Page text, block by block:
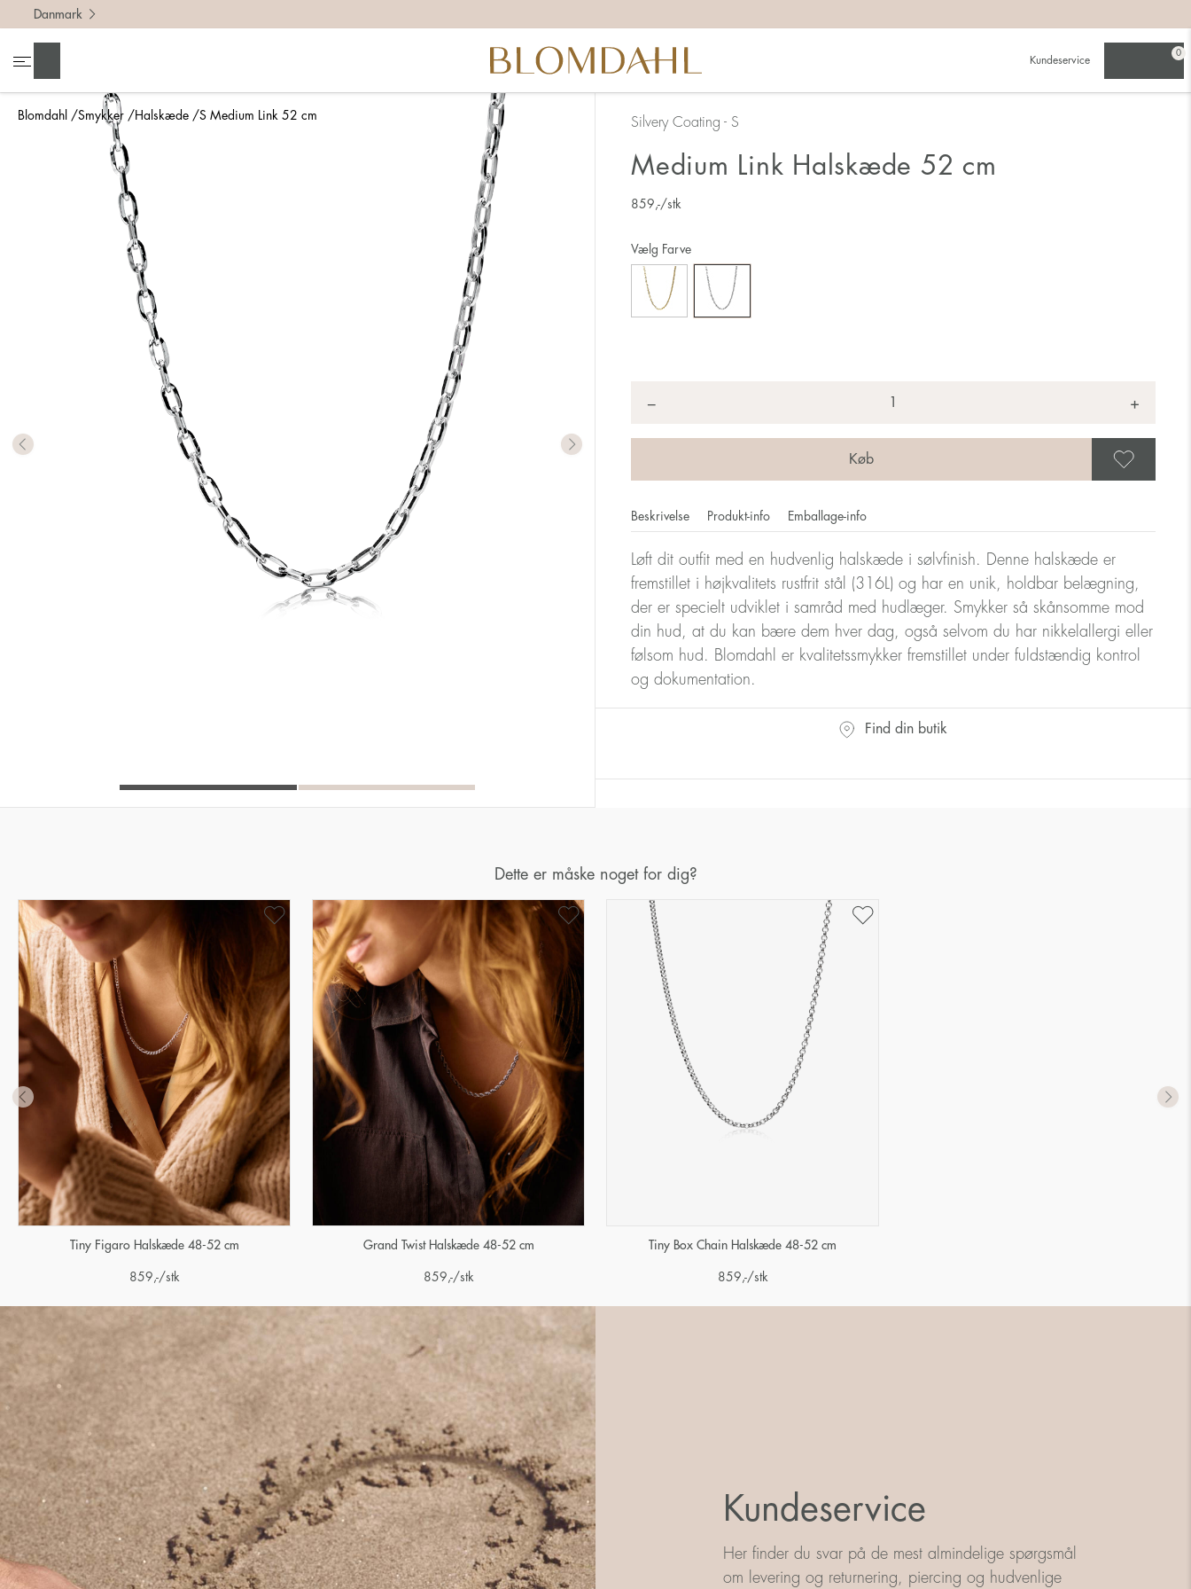
Blomdahl Smykker Halskæde S Medium Link 52 cm
Danmark
Kundeservice
0
Silvery Coating - S
Medium Link Halskæde 52 cm
859 ,-/stk
Vælg Farve
− +
Beskrivelse Produkt-info Emballage-info
Løft dit outfit med en hudvenlig halskæde i sølvfinish. Denne halskæde er
fremstillet i højkvalitets rustfrit stål (316L) og har en unik, holdbar belægning,
der er specielt udviklet i samråd med hudlæger. Smykker så skånsomme mod
din hud, at du kan bære dem hver dag, også selvom du har nikkelallergi eller
følsom hud. Blomdahl er kvalitetssmykker fremstillet under fuldstændig kontrol
og dokumentation.
Find din butik
Dette er måske noget for dig?
Tiny Figaro Halskæde 48-52 cm
859 ,-/stk
Grand Twist Halskæde 48-52 cm
859 ,-/stk
Tiny Box Chain Halskæde 48-52 cm
859 ,-/stk
Kundeservice
Her finder du svar på de mest almindelige spørgsmål
om levering og returnering, piercing og hudvenlige